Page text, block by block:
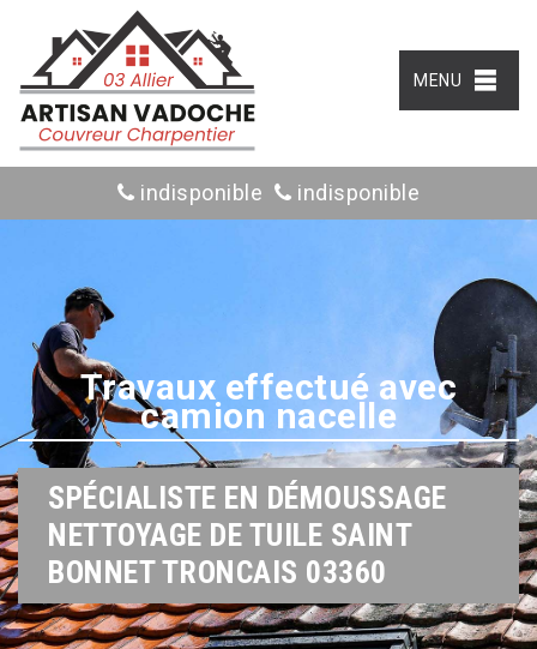
MENU
indisponible indisponible
Travaux effectué avec
camion nacelle
SPÉCIALISTE EN DÉMOUSSAGE
NETTOYAGE DE TUILE SAINT
BONNET TRONCAIS 03360